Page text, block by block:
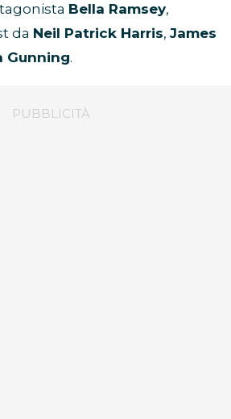
Bella Ramsey,
da Neil Patrick Harris, James
Gunning.